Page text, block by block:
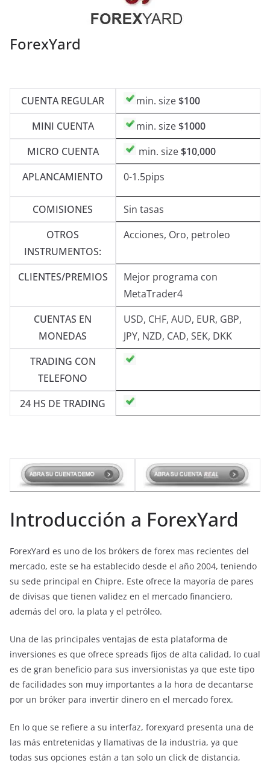
ForexYard
CUENTA REGULAR min. size$100
MINI CUENTA
min. size$1000
MICRO CUENTA
min. size$10,000
APLANCAMIENTO
0-1.5pips
COMISIONES
Sin tasas
OTROS
INSTRUMENTOS:
Acciones, Oro, petroleo
CLIENTES/PREMIOS
Mejor programa con
MetaTrader4
CUENTAS EN
MONEDAS
USD, CHF, AUD, EUR, GBP,
JPY, NZD, CAD, SEK, DKK
TRADING CON
TELEFONO
24 HS DE TRADING
Introducción a ForexYard
ForexYard es uno de los brókers de forex mas recientes del
mercado, este se ha establecido desde el año 2004, teniendo
su sede principal en Chipre. Este ofrece la mayoría de pares
de divisas que tienen validez en el mercado financiero,
además del oro, la plata y el petróleo.
Una de las principales ventajas de esta plataforma de
inversiones es que ofrece spreads fijos de alta calidad, lo cual
es de gran beneficio para sus inversionistas ya que este tipo
de facilidades son muy importantes a la hora de decantarse
por un bróker para invertir dinero en el mercado forex.
En lo que se refiere a su interfaz, forexyard presenta una de
las más entretenidas y llamativas de la industria, ya que
todas sus opciones están a tan solo un click de distancia,